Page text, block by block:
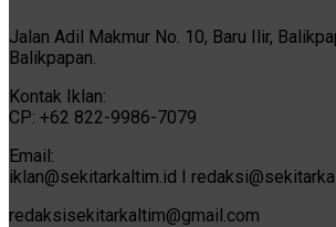
Jalan Adil Makmur No. 10, Baru Ilir,
Balikpapan.
Kontak Iklan:
CP: +62 822-9986-7079
Email:
iklan@sekitarkaltim.id I
redaksisekitarkaltim@gmail.com